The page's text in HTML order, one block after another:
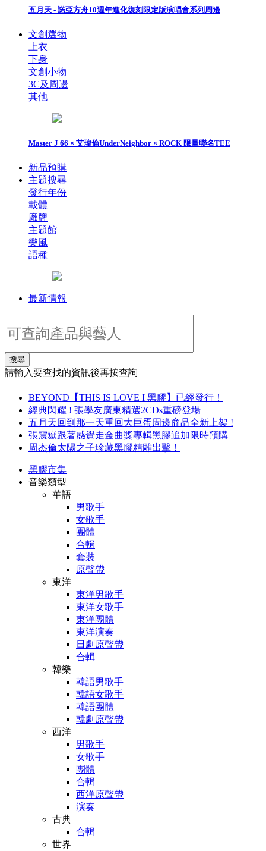
五月天 - 諾亞方舟10週年進化復刻限定版演唱會系列周邊
文創選物
上衣
下身
文創小物
3C及周邊
其他
Master J 66 × 艾瑋倫UnderNeighbor × ROCK 限量聯名TEE
新品預購
主題搜尋
發行年份
載體
廠牌
主題館
樂風
語種
最新情報
搜尋
請輸入要查找的資訊後再按查詢
BEYOND【THIS IS LOVE I 黑膠】已經發行！
經典閃耀 ! 張學友廣東精選2CDs重磅登場
五月天回到那一天重回大巨蛋周邊商品全新上架 !
張震嶽跟著感覺走金曲獎專輯黑膠追加限時預購
周杰倫太陽之子珍藏黑膠精雕出擊！
黑膠市集
音樂類型
華語
男歌手
女歌手
團體
合輯
套裝
原聲帶
東洋
東洋男歌手
東洋女歌手
東洋團體
東洋演奏
日劇原聲帶
合輯
韓樂
韓語男歌手
韓語女歌手
韓語團體
韓劇原聲帶
西洋
男歌手
女歌手
團體
合輯
西洋原聲帶
演奏
古典
合輯
世界